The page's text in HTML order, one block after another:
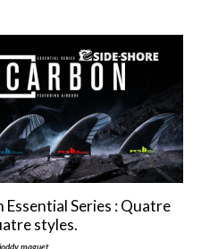
Essential Series : Quatre
styles.
maguet